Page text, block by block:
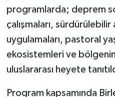
programlarda; deprem
çalışmaları,
uygulamaları, pastoral
ekosistemleri ve
uluslararası heyete
Program kapsamında